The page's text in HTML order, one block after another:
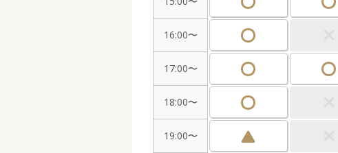
16:00〜
17:00〜
18:00〜
19:00〜